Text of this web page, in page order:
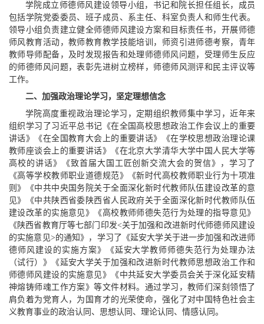
学院成立师德师风建设领导小组，书记和院长担任组长，成员
包括学院党委委员、班子成员、系主任、科室负责人和师生代表。
领导小组负责建立健全师德师风建设方案和目标责任书，开展师德
师风教育活动，教师教育教学技能培训，师资引进师德考察，青年
教师导师配备，及时发现报告和处理师德师风问题，受理师生反应
的师德师风问题，表彰先进树立榜样，师德师风测评和民主评议等
工作。
二、加强政治理论学习，坚定理想信念
学院高度重视政治理论学习，定期组织教师集中学习，近年来
组织学习了习近平总书记《在全国高校思想政治工作会议上的重要
讲话》《在全国教育大会上的重要讲话》《在学校思想政治理论课
教师座谈会上的重要讲话》《在北京大学清华大学中国人民大学等
高校的讲话》《致首届大国工匠创新交流大会的贺信》，学习了
《高等学校教师职业道德规范》《新时代高校教师职业行为十项准
则》《中共中央国务院关于全面深化新时代教师队伍建设改革的意
见》《中共陕西省委陕西省人民政府关于全面深化新时代教师队伍
建设改革的实施意见》《高校教师师德失范行为处理的指导意见》
《陕西省教育厅等七部门印发<关于加强和改进新时代师德师风建设
的实施意见>的通知》，学习了《延安大学关于进一步加强和改进师
德师风建设的实施方案》《延安大学教师师德失范行为处理办法
（试行）》《延安大学关于加强和改进新时代教师思想政治工作和
师德师风建设的实施意见》《中共延安大学委员会关于深化延安精
神熔铸师魂工作方案》等文件材料。通过学习，教师们深刻领悟了
肩负着为党育人，为国育才的光荣使命，强化了对中国特色社会主
义教育事业的政治认同、思想认同、理论认同、情感认同。